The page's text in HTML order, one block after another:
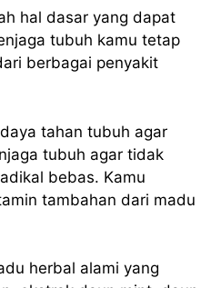
hal dasar yang dapat
tubuh kamu tetap
berbagai penyakit
tahan tubuh agar
tubuh agar tidak
bebas. Kamu
tambahan dari madu
herbal alami yang